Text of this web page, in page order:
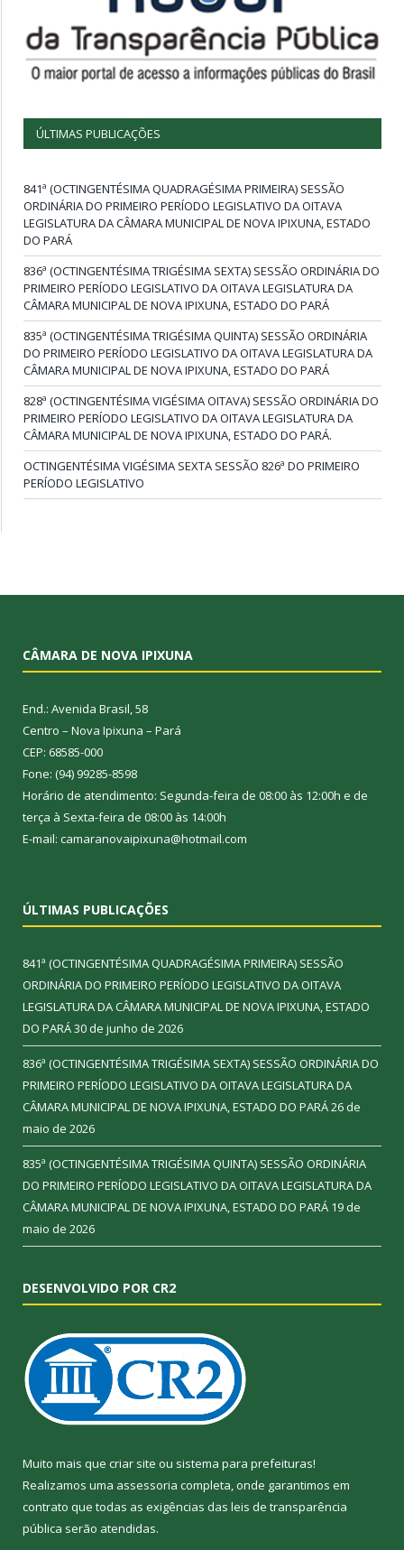
ÚLTIMAS PUBLICAÇÕES
841ª (OCTINGENTÉSIMA QUADRAGÉSIMA PRIMEIRA) SESSÃO
ORDINÁRIA DO PRIMEIRO PERÍODO LEGISLATIVO DA OITAVA
LEGISLATURA DA CÂMARA MUNICIPAL DE NOVA IPIXUNA, ESTADO
DO PARÁ
836ª (OCTINGENTÉSIMA TRIGÉSIMA SEXTA) SESSÃO ORDINÁRIA DO
PRIMEIRO PERÍODO LEGISLATIVO DA OITAVA LEGISLATURA DA
CÂMARA MUNICIPAL DE NOVA IPIXUNA, ESTADO DO PARÁ
835ª (OCTINGENTÉSIMA TRIGÉSIMA QUINTA) SESSÃO ORDINÁRIA
DO PRIMEIRO PERÍODO LEGISLATIVO DA OITAVA LEGISLATURA DA
CÂMARA MUNICIPAL DE NOVA IPIXUNA, ESTADO DO PARÁ
828ª (OCTINGENTÉSIMA VIGÉSIMA OITAVA) SESSÃO ORDINÁRIA DO
PRIMEIRO PERÍODO LEGISLATIVO DA OITAVA LEGISLATURA DA
CÂMARA MUNICIPAL DE NOVA IPIXUNA, ESTADO DO PARÁ.
OCTINGENTÉSIMA VIGÉSIMA SEXTA SESSÃO 826ª DO PRIMEIRO
PERÍODO LEGISLATIVO
CÂMARA DE NOVA IPIXUNA
End.: Avenida Brasil, 58
Centro – Nova Ipixuna – Pará
CEP: 68585-000
Fone: (94) 99285-8598
Horário de atendimento: Segunda-feira de 08:00 às 12:00h e de
terça à Sexta-feira de 08:00 às 14:00h
E-mail: camaranovaipixuna@hotmail.com
ÚLTIMAS PUBLICAÇÕES
841ª (OCTINGENTÉSIMA QUADRAGÉSIMA PRIMEIRA) SESSÃO
ORDINÁRIA DO PRIMEIRO PERÍODO LEGISLATIVO DA OITAVA
LEGISLATURA DA CÂMARA MUNICIPAL DE NOVA IPIXUNA, ESTADO
DO PARÁ30 de junho de 2026
836ª (OCTINGENTÉSIMA TRIGÉSIMA SEXTA) SESSÃO ORDINÁRIA DO
PRIMEIRO PERÍODO LEGISLATIVO DA OITAVA LEGISLATURA DA
CÂMARA MUNICIPAL DE NOVA IPIXUNA, ESTADO DO PARÁ26 de
maio de 2026
835ª (OCTINGENTÉSIMA TRIGÉSIMA QUINTA) SESSÃO ORDINÁRIA
DO PRIMEIRO PERÍODO LEGISLATIVO DA OITAVA LEGISLATURA DA
CÂMARA MUNICIPAL DE NOVA IPIXUNA, ESTADO DO PARÁ 19 de
maio de 2026
DESENVOLVIDO POR CR2
Muito mais que criar site ou sistema para prefeituras!
Realizamos uma assessoria completa, onde garantimos em
contrato que todas as exigências das leis de transparência
pública serão atendidas.